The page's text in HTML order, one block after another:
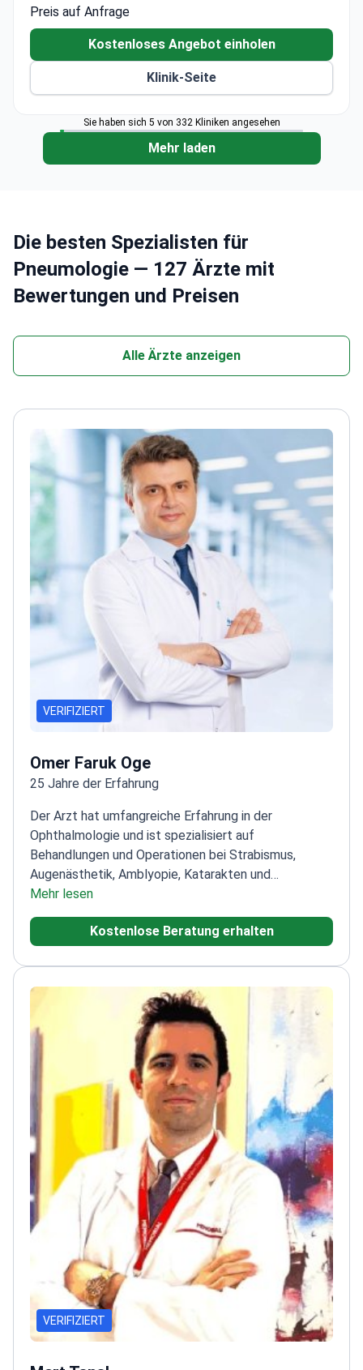
Lungenoperationen verfügbar
512-Schicht-CT für detaillierte Lungenbildgebung
und virtuelle Angiographie
respiratorische Notfälle
Preis auf Anfrage
Kostenloses Angebot einholen
Klinik-Seite
Sie haben sich 5 von 332 Kliniken angesehen
Mehr laden
Die besten Spezialisten für
Pneumologie — 127 Ärzte mit
Bewertungen und Preisen
Alle Ärzte anzeigen
VERIFIZIERT
Omer Faruk Oge
25 Jahre der Erfahrung
Der Arzt hat umfangreiche Erfahrung in der
Ophthalmologie und ist spezialisiert auf
Behandlungen und Operationen bei Strabismus,
Augenästhetik, Amblyopie, Katarakten und
Netzhauterkrankungen. Darüber hinaus ist der Arzt
versiert in der pädiatrischen Augengesundheit und
führt umfassende allgemeine Augenuntersuchungen
Medizinischen Fakultät in Istanbul absolvierte der
Arzt die Spezialisierung am Beyoğlu Augen-Trainings-
und Forschungs-Krankenhaus. Der Arzt ist Mitglied
der Türkischen Medizinischen Vereinigung, der
Türkischen Ophthalmologischen Vereinigung und der
Europäischen Gesellschaft für Katarakt- und
Refraktive Chirurgen.<\/p>
Mehr lesen
Kostenlose Beratung erhalten
VERIFIZIERT